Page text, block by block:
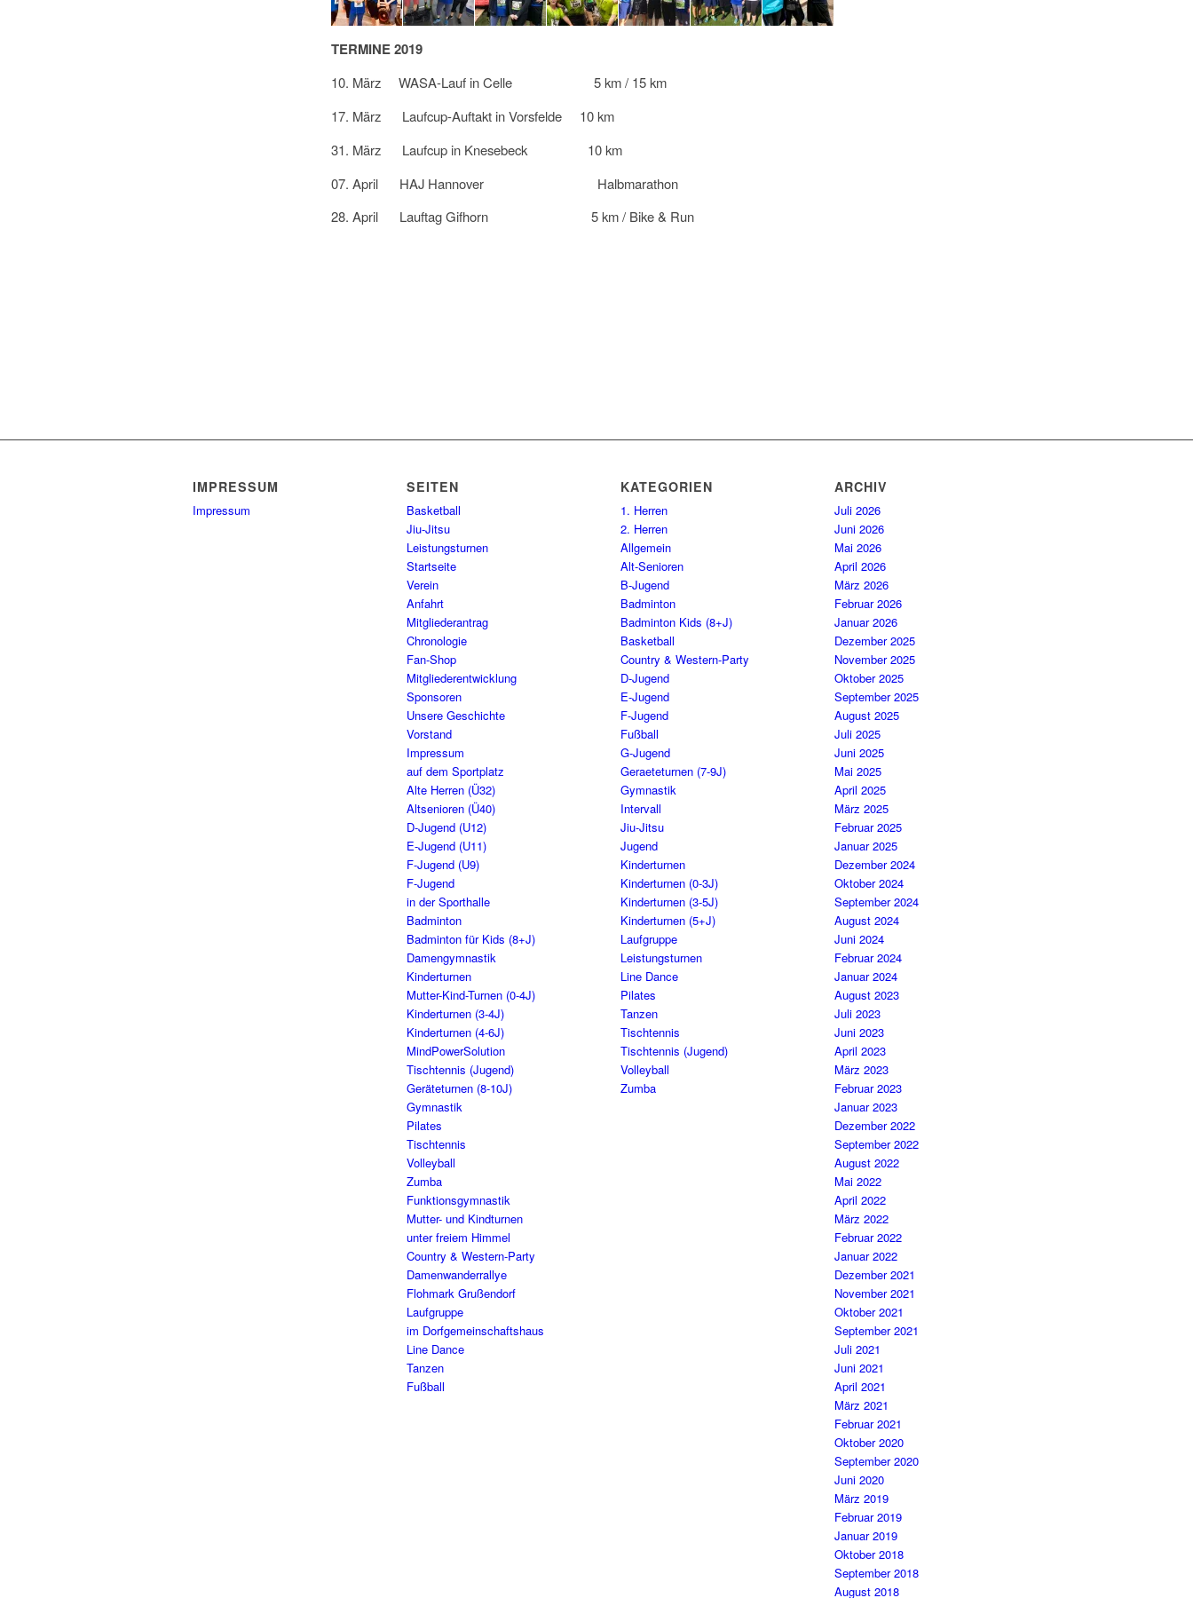
TERMINE 2019
10. März WASA-Lauf in Celle 5 km / 15 km
17. März Laufcup-Auftakt in Vorsfelde 10 km
31. März Laufcup in Knesebeck 10 km
07. April HAJ Hannover Halbmarathon
28. April Lauftag Gifhorn 5 km / Bike & Run
IMPRESSUM
Impressum
SEITEN
Basketball
Jiu-Jitsu
Leistungsturnen
Startseite
Verein
Anfahrt
Mitgliederantrag
Chronologie
Fan-Shop
Mitgliederentwicklung
Sponsoren
Unsere Geschichte
Vorstand
Impressum
auf dem Sportplatz
Alte Herren (Ü32)
Altsenioren (Ü40)
D-Jugend (U12)
E-Jugend (U11)
F-Jugend (U9)
F-Jugend
in der Sporthalle
Badminton
Badminton für Kids (8+J)
Damengymnastik
Kinderturnen
Mutter-Kind-Turnen (0-4J)
Kinderturnen (3-4J)
Kinderturnen (4-6J)
MindPowerSolution
Tischtennis (Jugend)
Geräteturnen (8-10J)
Gymnastik
Pilates
Tischtennis
Volleyball
Zumba
Funktionsgymnastik
Mutter- und Kindturnen
unter freiem Himmel
Country & Western-Party
Damenwanderrallye
Flohmark Grußendorf
Laufgruppe
im Dorfgemeinschaftshaus
Line Dance
Tanzen
Fußball
KATEGORIEN
1. Herren
2. Herren
Allgemein
Alt-Senioren
B-Jugend
Badminton
Badminton Kids (8+J)
Basketball
Country & Western-Party
D-Jugend
E-Jugend
F-Jugend
Fußball
G-Jugend
Geraeteturnen (7-9J)
Gymnastik
Intervall
Jiu-Jitsu
Jugend
Kinderturnen
Kinderturnen (0-3J)
Kinderturnen (3-5J)
Kinderturnen (5+J)
Laufgruppe
Leistungsturnen
Line Dance
Pilates
Tanzen
Tischtennis
Tischtennis (Jugend)
Volleyball
Zumba
ARCHIV
Juli 2026
Juni 2026
Mai 2026
April 2026
März 2026
Februar 2026
Januar 2026
Dezember 2025
November 2025
Oktober 2025
September 2025
August 2025
Juli 2025
Juni 2025
Mai 2025
April 2025
März 2025
Februar 2025
Januar 2025
Dezember 2024
Oktober 2024
September 2024
August 2024
Juni 2024
Februar 2024
Januar 2024
August 2023
Juli 2023
Juni 2023
April 2023
März 2023
Februar 2023
Januar 2023
Dezember 2022
September 2022
August 2022
Mai 2022
April 2022
März 2022
Februar 2022
Januar 2022
Dezember 2021
November 2021
Oktober 2021
September 2021
Juli 2021
Juni 2021
April 2021
März 2021
Februar 2021
Oktober 2020
September 2020
Juni 2020
März 2019
Februar 2019
Januar 2019
Oktober 2018
September 2018
August 2018